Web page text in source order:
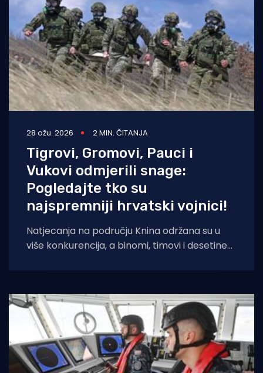
28 ožu. 2026 2 MIN. ČITANJA
Tigrovi, Gromovi, Pauci i
Vukovi odmjerili snage:
Pogledajte tko su
najspremniji hrvatski vojnici!
Natjecanja na području Knina održana su u
više konkurencija, a binomi, timovi i desetine
cjeline